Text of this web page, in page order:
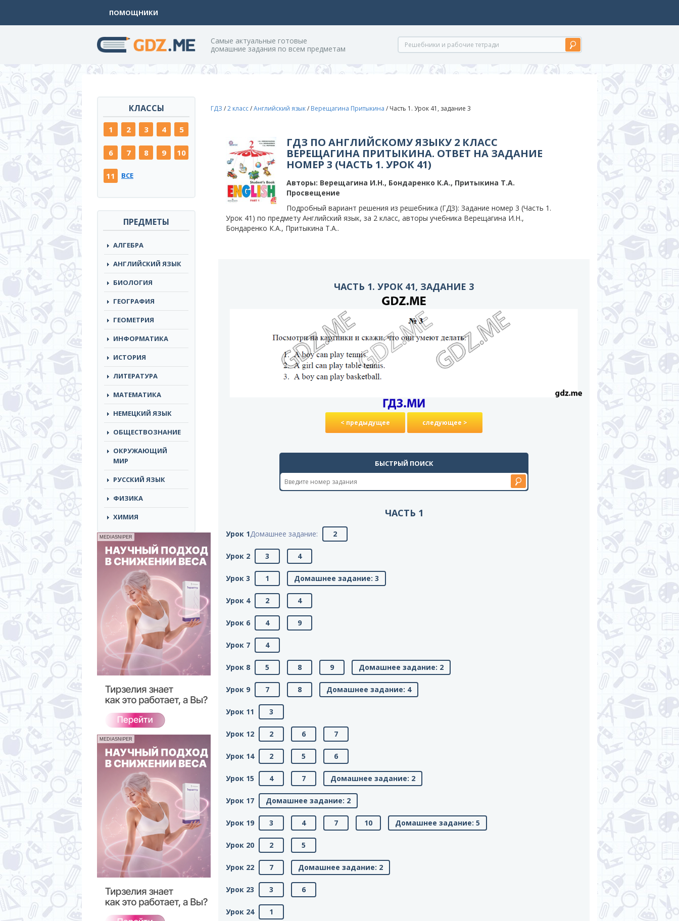
ПОМОЩНИКИ
Cамые актуальные готовые
домашние задания по всем предметам
КЛАССЫ
1 2 3 4 5
6 7 8 9 10
11 ВСЕ
ПРЕДМЕТЫ
АЛГЕБРА
АНГЛИЙСКИЙ ЯЗЫК
БИОЛОГИЯ
ГЕОГРАФИЯ
ГЕОМЕТРИЯ
ИНФОРМАТИКА
ИСТОРИЯ
ЛИТЕРАТУРА
МАТЕМАТИКА
НЕМЕЦКИЙ ЯЗЫК
ОБЩЕСТВОЗНАНИЕ
ОКРУЖАЮЩИЙ
МИР
РУССКИЙ ЯЗЫК
ФИЗИКА
ХИМИЯ
MEDIASNIPER
MEDIASNIPER
ГДЗ /2 класс/Английский язык/ Верещагина Притыкина / Часть 1. Урок 41, задание 3
ГДЗ ПО АНГЛИЙСКОМУ ЯЗЫКУ 2 КЛАСС
ВЕРЕЩАГИНА ПРИТЫКИНА. ОТВЕТ НА ЗАДАНИЕ
НОМЕР 3 (ЧАСТЬ 1. УРОК 41)
Авторы: Верещагина И.Н., Бондаренко К.А., Притыкина T.A.
Просвещение
Подробный вариант решения из решебника (ГДЗ): Задание номер 3 (Часть 1.
Урок 41) по предмету Английский язык, за 2 класс, авторы учебника Верещагина И.Н.,
Бондаренко К.А., Притыкина T.A..
ЧАСТЬ 1. УРОК 41, ЗАДАНИЕ 3
< предыдущее следующее >
БЫСТРЫЙ ПОИСК
ЧАСТЬ 1
Урок 1Домашнее задание: 2
Урок 2 3 4
Урок 3 1 Домашнее задание: 3
Урок 4 2 4
Урок 6 4 9
Урок 7 4
Урок 8 5 8 9 Домашнее задание: 2
Урок 9 7 8 Домашнее задание: 4
Урок 11 3
Урок 12 2 6 7
Урок 14 2 5 6
Урок 15 4 7 Домашнее задание: 2
Урок 17 Домашнее задание: 2
Урок 19 3 4 7 10 Домашнее задание: 5
Урок 20 2 5
Урок 22 7 Домашнее задание: 2
Урок 23 3 6
Урок 24 1